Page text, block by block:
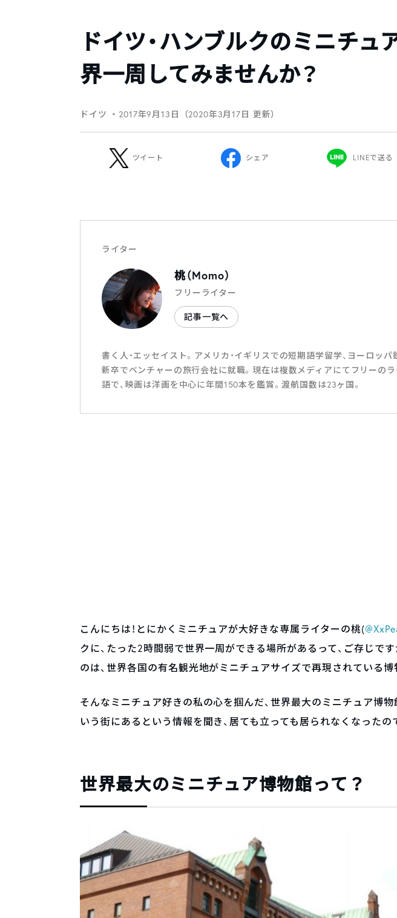
ドイツ・ハンブルクのミニチュ
界一周してみませんか？
ドイツ ・2017年9月13日（2020年3月17日 更新）
ツイート シェア LINEで送る
ライター
桃（Momo）
フリーライター
記事一覧へ
書く人・エッセイスト。アメリカ・イギリスでの短期語学留学、ヨーロッパ
新卒でベンチャーの旅行会社に就職。現在は複数メディアにてフリーの
語で、映画は洋画を中心に年間150本を鑑賞。渡航国数は23ヶ国。
こんにちは！とにかくミニチュアが大好きな専属ライターの桃(
クに、たった2時間弱で世界一周ができる場所があるって、ご存じで
のは、世界各国の有名観光地がミニチュアサイズで再現されている博
そんなミニチュア好きの私の心を掴んだ、世界最大のミニチュア博物
いう街にあるという情報を聞き、居ても立っても居られなくなったの
世界最大のミニチュア博物館って？